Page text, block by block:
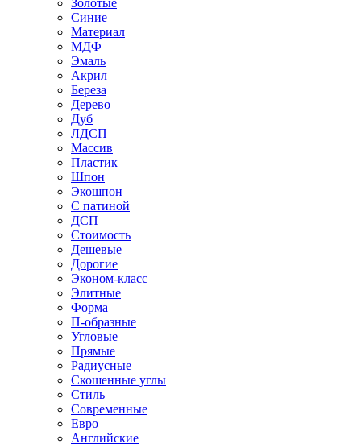
Золотые
Синие
Материал
МДФ
Эмаль
Акрил
Береза
Дерево
Дуб
ЛДСП
Массив
Пластик
Шпон
Экошпон
С патиной
ДСП
Стоимость
Дешевые
Дорогие
Эконом-класс
Элитные
Форма
П-образные
Угловые
Прямые
Радиусные
Скошенные углы
Стиль
Современные
Евро
Английские